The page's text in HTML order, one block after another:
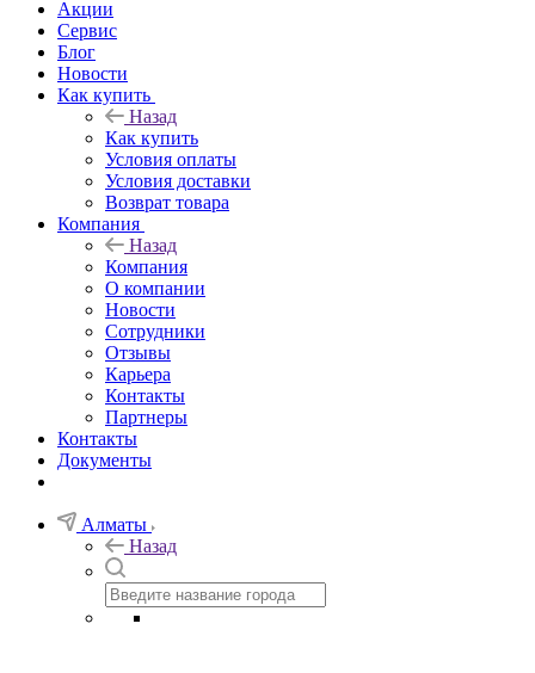
Акции
Сервис
Блог
Новости
Как купить
Назад
Как купить
Условия оплаты
Условия доставки
Возврат товара
Компания
Назад
Компания
О компании
Новости
Сотрудники
Отзывы
Карьера
Контакты
Партнеры
Контакты
Документы
Алматы
Назад